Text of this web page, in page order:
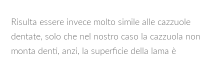
Risulta essere invece molto simile alle cazzuole
dentate, solo che nel nostro caso la cazzuola non
monta denti, anzi, la superficie della lama è